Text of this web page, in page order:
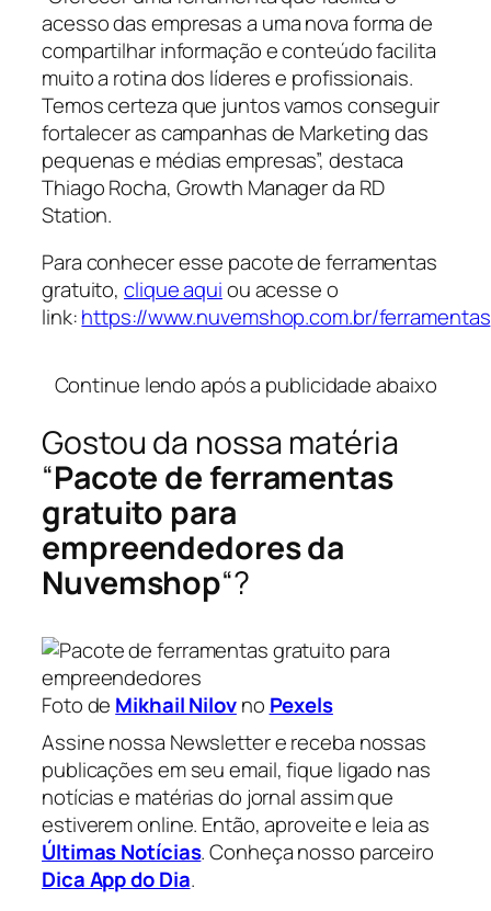
acesso das empresas a uma nova forma de
compartilhar informação e conteúdo facilita
muito a rotina dos líderes e profissionais.
Temos certeza que juntos vamos conseguir
fortalecer as campanhas de Marketing das
pequenas e médias empresas”, destaca
Thiago Rocha, Growth Manager da RD
Station.
Para conhecer esse pacote de ferramentas
gratuito,clique aquiou acesse o
link:https://www.nuvemshop.com.br/ferramentas
Continue lendo após a publicidade abaixo
Gostou da nossa matéria
“Pacote de ferramentas
gratuito para
empreendedores da
Nuvemshop“?
Foto de Mikhail Nilovno Pexels
Assine nossa Newsletter e receba nossas
publicações em seu email, fique ligado nas
notícias e matérias do jornal assim que
estiverem online. Então, aproveite e leia as
Últimas Notícias. Conheça nosso parceiro
Dica App do Dia.